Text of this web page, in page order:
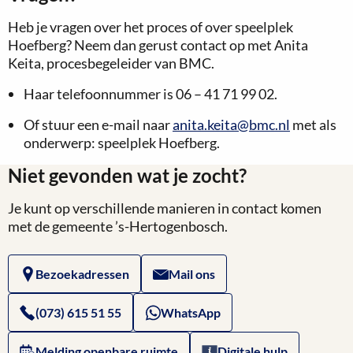
Heb je vragen over het proces of over speelplek
Hoefberg? Neem dan gerust contact op met Anita
Keita, procesbegeleider van BMC.
Haar telefoonnummer is 06 – 41 71 99 02.
Of stuur een e-mail naaranita.keita@bmc.nl met als
onderwerp: speelplek Hoefberg.
Niet gevonden wat je zocht?
Je kunt op verschillende manieren in contact komen
met de gemeente ’s-Hertogenbosch.
Bezoekadressen Mail ons
(073) 615 51 55 WhatsApp